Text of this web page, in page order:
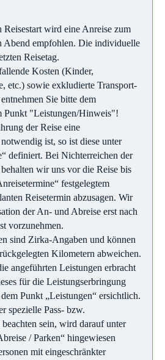
Reisestart wird eine Anreise zum
Abend empfohlen. Die individuelle
Reisetag.
Kosten (Kinder,
etc.) sowie exkludierte Transport-
Sie bitte dem
Punkt "Leistungen/Hinweis"!
der Reise eine
ist, so ist diese unter
definiert. Bei Nichterreichen der
wir uns vor die Reise bis
festgelegtem
Reisetermin abzusagen. Wir
der An- und Abreise erst nach
vorzunehmen.
sind Zirka-Angaben und können
Kilometern abweichen.
angeführten Leistungen erbracht
für die Leistungserbringung
Punkt „Leistungen“ ersichtlich.
spezielle Pass- bzw.
sein, wird darauf unter
/ Parken“ hingewiesen
mit eingeschränkter